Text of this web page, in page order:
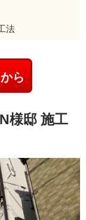
法
ら
様邸 施工